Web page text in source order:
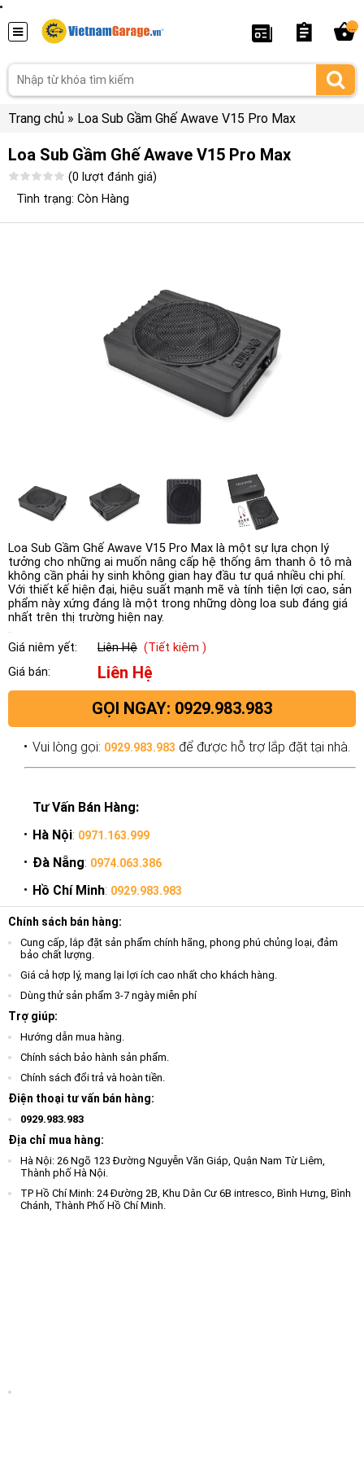
Trang chủ » Loa Sub Gầm Ghế Awave V15 Pro Max
Loa Sub Gầm Ghế Awave V15 Pro Max
(0 lượt đánh giá)
Tình trạng: Còn Hàng
Loa Sub Gầm Ghế Awave V15 Pro Max là một sự lựa chọn lý
tưởng cho những ai muốn nâng cấp hệ thống âm thanh ô tô mà
không cần phải hy sinh không gian hay đầu tư quá nhiều chi phí.
Với thiết kế hiện đại, hiệu suất mạnh mẽ và tính tiện lợi cao, sản
phẩm này xứng đáng là một trong những dòng loa sub đáng giá
nhất trên thị trường hiện nay.
Giá niêm yết: Liên Hệ (Tiết kiệm )
Giá bán:
Liên Hệ
GỌI NGAY: 0929.983.983
Vui lòng gọi: 0929.983.983 để được hỗ trợ lắp đặt tại nhà.
Tư Vấn Bán Hàng:
Hà Nội: 0971.163.999
Đà Nẵng: 0974.063.386
Hồ Chí Minh: 0929.983.983
Chính sách bán hàng:
Cung cấp, lắp đặt sản phẩm chính hãng, phong phú chủng loại, đảm
bảo chất lượng.
Giá cả hợp lý, mang lại lợi ích cao nhất cho khách hàng.
Dùng thử sản phẩm 3-7 ngày miễn phí
Trợ giúp:
Hướng dẫn mua hàng.
Chính sách bảo hành sản phẩm.
Chính sách đổi trả và hoàn tiền.
Điện thoại tư vấn bán hàng:
0929.983.983
Địa chỉ mua hàng:
Hà Nội: 26 Ngõ 123 Đường Nguyễn Văn Giáp, Quận Nam Từ Liêm,
Thành phố Hà Nội.
TP Hồ Chí Minh: 24 Đường 2B, Khu Dân Cư 6B intresco, Bình Hưng, Bình
Chánh, Thành Phố Hồ Chí Minh.